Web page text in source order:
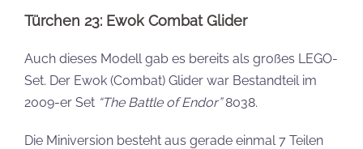
Türchen 23: Ewok Combat Glider
Auch dieses Modell gab es bereits als großes LEGO-
Set. Der Ewok (Combat) Glider war Bestandteil im
2009-er Set “The Battle of Endor”8038.
Die Miniversion besteht aus gerade einmal 7 Teilen